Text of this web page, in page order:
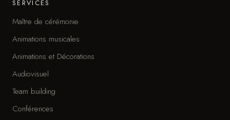
SERVICES
Maître de cérémonie
Animations musicales
Animations et Décorations
Audiovisuel
Team building
Conférences